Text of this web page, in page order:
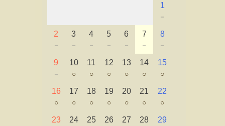
1
－
2
－
3
－
4
－
5
－
6
－
7
－
8
－
9
－
10
○
11
○
12
○
13
○
14
○
15
○
16
○
17
○
18
○
19
○
20
○
21
○
22
○
23 24 25 26 27 28 29